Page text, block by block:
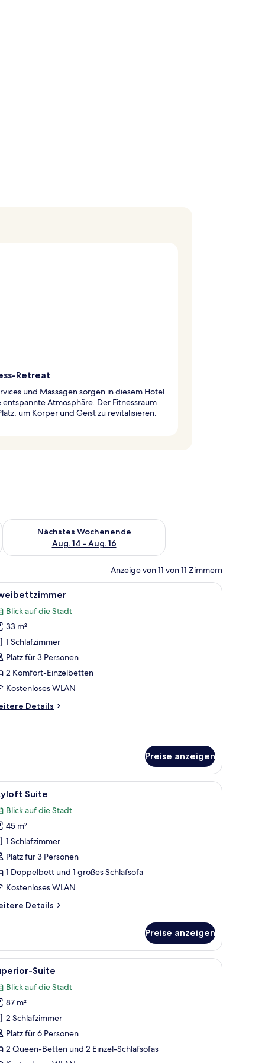
Retreat
und Massagen sorgen in diesem Hotel
entspannte Atmosphäre. Der Fitnessraum
um Körper und Geist zu revitalisieren.
Aug. 7 - Aug. 9.
Nächstes Wochenende
Aug. 14 - Aug. 16
Überprüfe die Verfügbarkeit für nächstes Wochenende, Aug.
Anzeige von 11 von 11 Zimmern
Bett, einem Schreibtisch, einem Stuhl, einem Flachbildfernseher
Ein Hotelzimmer mit zwei Betten, einem
7
Blick auf die Stadt
33 m²
1 Schlafzimmer
Platz für 3 Personen
2 Komfort-Einzelbetten
Kostenloses WLAN
Details
Preise anzeigen
Schreibtisch, einem Stuhl und einem großen Fenster mit Blick auf die
Ein Hotelzimmer mit einem großen Bett,
7 Suite
Blick auf die Stadt
45 m²
1 Schlafzimmer
Platz für 3 Personen
1 Doppelbett und 1 großes Schlafsofa
Kostenloses WLAN
Details
Preise anzeigen
Bett, Blick auf die Stadt durch ein Fenster und einem integrierten
Ein modernes Hotelzimmer mit einem
10 Suite
Blick auf die Stadt
87 m²
2 Schlafzimmer
Platz für 6 Personen
2 Queen-Betten und 2 Einzel-Schlafsofas